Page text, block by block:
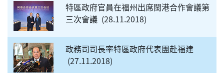
特區政府官員在福州出席閩港合作會議第
三次會議 28.11.2018
政務司司長率特區政府代表團赴福建
27.11.2018